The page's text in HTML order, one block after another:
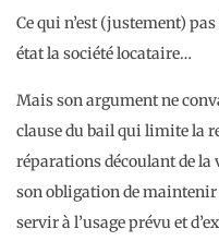
Ce qui n’est (justement)
état la société locataire…
Mais son argument ne
clause du bail qui limite la
réparations découlant de la
son obligation de maintenir
servir à l’usage prévu et